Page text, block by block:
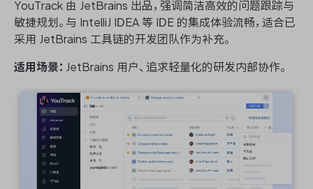
YouTrack 由 JetBrains 出品，强调简洁高效的问题跟踪与
敏捷规划。与 IntelliJ IDEA 等 IDE 的集成体验流畅，适合已
采用 JetBrains 工具链的开发团队作为补充。
适用场景： JetBrains 用户、追求轻量化的研发内部协作。